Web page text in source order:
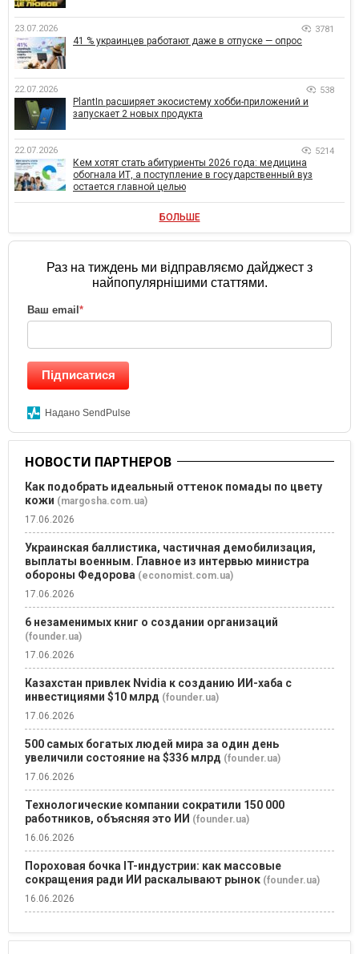
23.07.2026 3781
41 % украинцев работают даже в отпуске — опрос
22.07.2026 538
PlantIn расширяет экосистему хобби-приложений и
запускает 2 новых продукта
22.07.2026 5214
Кем хотят стать абитуриенты 2026 года: медицина
обогнала ИТ, а поступление в государственный вуз
остается главной целью
БОЛЬШЕ
Раз на тиждень ми відправляємо дайджест з
найпопулярнішими статтями.
Ваш email *
Підписатися
Надано SendPulse
НОВОСТИ ПАРТНЕРОВ
Как подобрать идеальный оттенок помады по цвету
кожи (margosha.com.ua)
17.06.2026
Украинская баллистика, частичная демобилизация,
выплаты военным. Главное из интервью министра
обороны Федорова (economist.com.ua)
17.06.2026
6 незаменимых книг о создании организаций
(founder.ua)
17.06.2026
Казахстан привлек Nvidia к созданию ИИ-хаба с
инвестициями $10 млрд (founder.ua)
17.06.2026
500 самых богатых людей мира за один день
увеличили состояние на $336 млрд (founder.ua)
17.06.2026
Технологические компании сократили 150 000
работников, объясняя это ИИ (founder.ua)
16.06.2026
Пороховая бочка IT-индустрии: как массовые
сокращения ради ИИ раскалывают рынок (founder.ua)
16.06.2026